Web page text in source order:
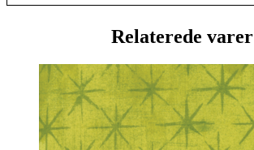
Relaterede varer